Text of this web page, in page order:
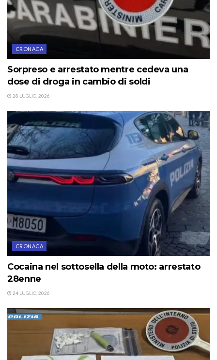
CRONACA
Sorpreso e arrestato mentre cedeva una
dose di droga in cambio di soldi
28 LUGLIO, 2026
CRONACA
Cocaina nel sottosella della moto: arrestato
28enne
24 LUGLIO, 2026